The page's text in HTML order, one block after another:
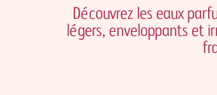
Découvrez les eaux
légers, enveloppants et